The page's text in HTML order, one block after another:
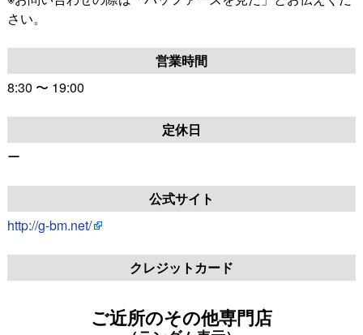
さい。
営業時間
8:30 〜 19:00
定休日
ー
公式サイト
http://g-bm.net/
クレジットカード
ご近所のその他専門店